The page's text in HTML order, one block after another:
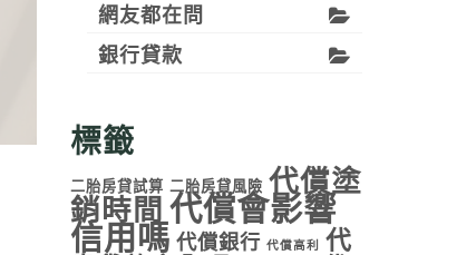
網友都在問
銀行貸款
標籤
二胎房貸試算 二胎房貸風險 代償塗
銷時間 代償會影響
信用嗎 代償銀行 代償高利
代